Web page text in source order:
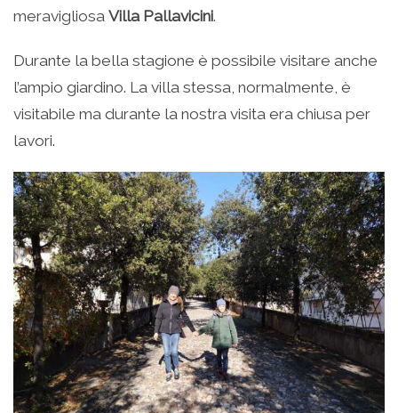
meravigliosa Villa Pallavicini.
Durante la bella stagione è possibile visitare anche
l’ampio giardino. La villa stessa, normalmente, è
visitabile ma durante la nostra visita era chiusa per
lavori.